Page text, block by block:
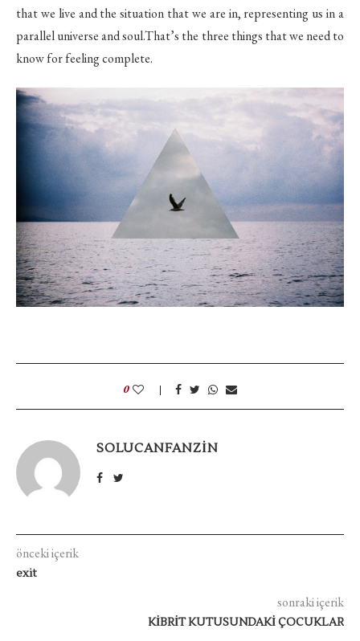
that we live and the situation that we are in, representing us in a
parallel universe and soul.That’s the three things that we need to
know for feeling complete.
0
SOLUCANFANZIN
önceki içerik
exit
sonraki içerik
KİBRİT KUTUSUNDAKİ ÇOCUKLAR